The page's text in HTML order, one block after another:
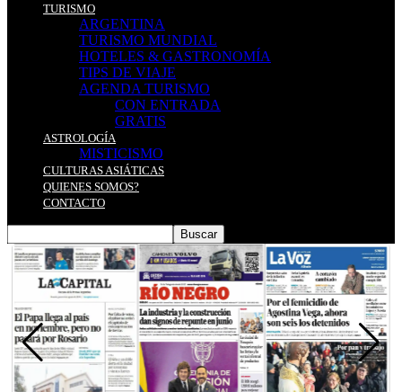
TURISMO
ARGENTINA
TURISMO MUNDIAL
HOTELES & GASTRONOMÍA
TIPS DE VIAJE
AGENDA TURISMO
CON ENTRADA
GRATIS
ASTROLOGÍA
MISTICISMO
CULTURAS ASIÁTICAS
QUIENES SOMOS?
CONTACTO